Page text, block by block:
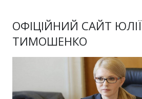
ОФІЦІЙНИЙ САЙТ ЮЛІЇ
ТИМОШЕНКО